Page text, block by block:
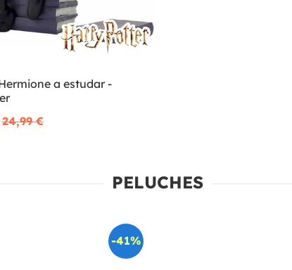
a estudar -
24,99 €
PELUCHES
-41%